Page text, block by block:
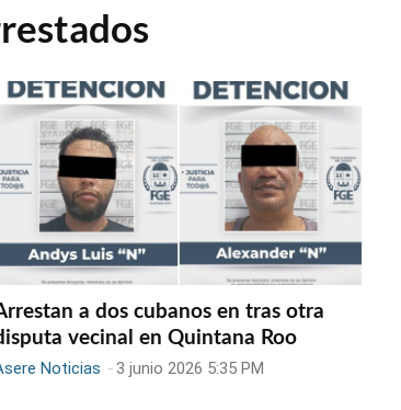
a dos cubanos en tras otra
vecinal en Quintana Roo
Noticias - 3 junio 2026 5:35 PM